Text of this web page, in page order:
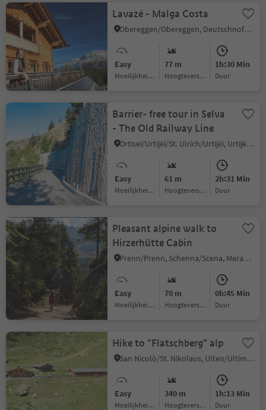
Lavazé - Malga Costa
Obereggen/Obereggen, Deutschnofen/Nova Ponente, Alto Adige Wine Road
Easy
Moeilijkheidsgraad
77 m
Hoogteverschil
1h:30 Min
Duur
Barrier- free tour in Selva
- The Old Railway Line
Ortisei/Urtijëi/St. Ulrich/Urtijëi, Urtijëi/Ortisei, Dolomites Region Val Gardena
Easy
Moeilijkheidsgraad
61 m
Hoogteverschil
2h:31 Min
Duur
Pleasant alpine walk to
Hirzerhütte Cabin
Prenn/Prenn, Schenna/Scena, Meran/Merano and environs
Easy
Moeilijkheidsgraad
70 m
Hoogteverschil
0h:45 Min
Duur
Hike to "Flatschberg" alp
San Nicolò/St. Nikolaus, Ulten/Ultimo, Meran/Merano and environs
Easy
Moeilijkheidsgraad
340 m
Hoogteverschil
1h:13 Min
Duur